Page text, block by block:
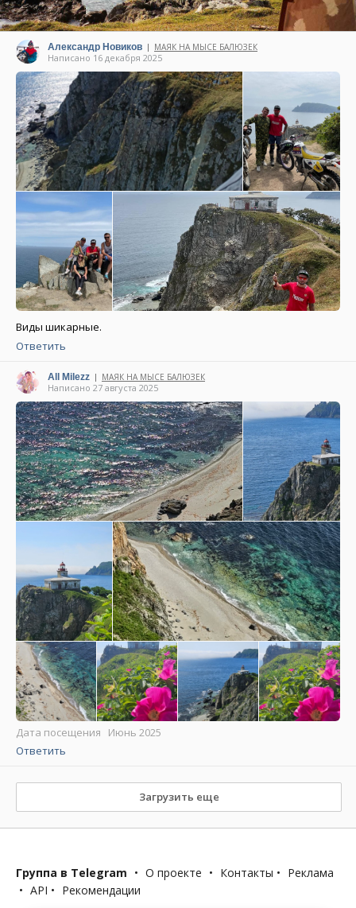
Александр Новиков | МАЯК НА МЫСЕ БАЛЮЗЕК
Написано 16 декабря 2025
Виды шикарные.
Ответить
All Milezz | МАЯК НА МЫСЕ БАЛЮЗЕК
Написано 27 августа 2025
Дата посещения Июнь 2025
Ответить
Загрузить еще
Группа в Telegram • О проекте • Контакты • Реклама
• API • Рекомендации